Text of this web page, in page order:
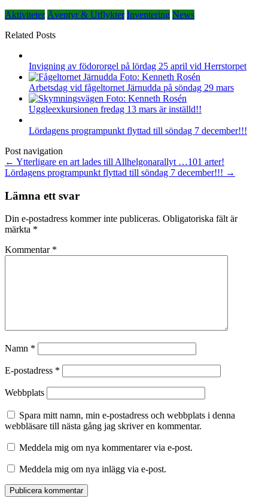
Aktiviteter Äventyr & Utflykter Inventering News
Related Posts
Invigning av födororgel på lördag 25 april vid Herrstorpet
Arbetsdag vid fågeltornet Järnudda på söndag 29 mars
Uggleexkursionen fredag 13 mars är inställd!!
Lördagens programpunkt flyttad till söndag 7 december!!!
Post navigation
← Ytterligare en art lades till Allhelgonarallyt …101 arter!
Lördagens programpunkt flyttad till söndag 7 december!!! →
Lämna ett svar
Din e-postadress kommer inte publiceras. Obligatoriska fält är
märkta *
Kommentar *
Namn *
E-postadress *
Webbplats
Spara mitt namn, min e-postadress och webbplats i denna
webbläsare till nästa gång jag skriver en kommentar.
Meddela mig om nya kommentarer via e-post.
Meddela mig om nya inlägg via e-post.